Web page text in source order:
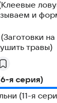
и
на
травы)
я серия)
(11-я